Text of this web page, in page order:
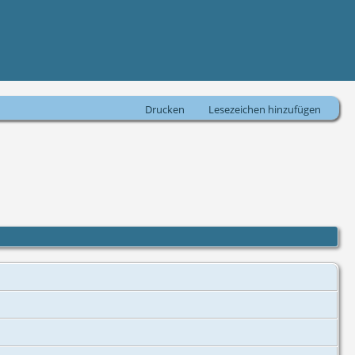
Drucken Lesezeichen hinzufügen